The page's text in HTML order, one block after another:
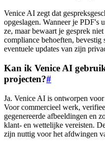
Venice AI zegt dat
opgeslagen. Wanneer je PDF's
ze, maar bewaart je gesprek
compliance behoeften,
eventuele updates van zijn
Kan ik Venice AI
projecten?#
Ja. Venice AI is ontworpen
Voor commercieel werk,
gegenereerde afbeeldingen en
klant- en wettelijke vereisten.
zijn nuttig voor het afdwingen